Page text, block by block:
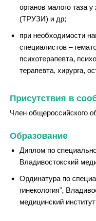
органов малого таза
(ТРУЗИ) и др;
при необходимости
специалистов –
психотерапевта,
терапевта, хирурга,
Присутствия в
Член общероссийского
Образование
Диплом по
Владивостокский
Ординатура по
гинекология",
медицинский институт